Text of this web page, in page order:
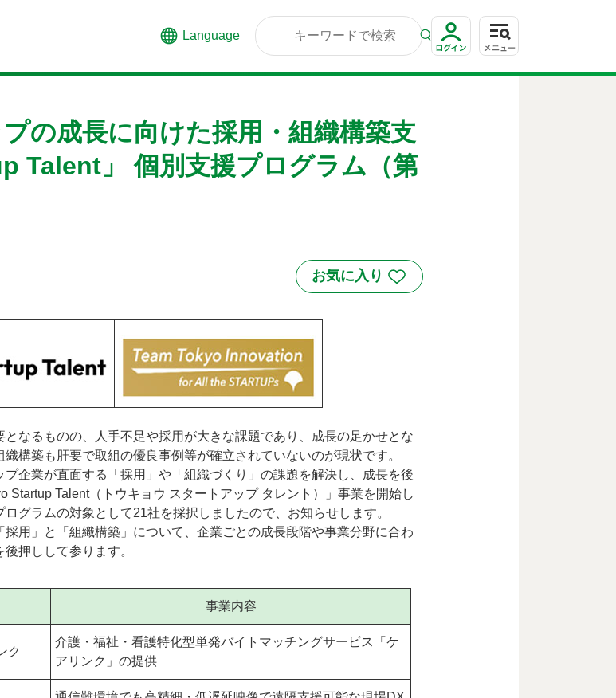
Language
の成長に向けた採用・組織構築支
Talent」 個別支援プログラム（第
なるものの、人手不足や採用が大きな課題であり、成長の足かせとな
構築も肝要で取組の優良事例等が確立されていないのが現状です。
企業が直面する「採用」や「組織づくり」の課題を解決し、成長を後
Startup Talent（トウキョウ スタートアップ タレント）」事業を開始し
グラムの対象として21社を採択しましたので、お知らせします。
用」と「組織構築」について、企業ごとの成長段階や事業分野に合わ
押しして参ります。
事業内容
ク
介護・福祉・看護特化型単発バイトマッチングサービス「ケ
アリンク」の提供